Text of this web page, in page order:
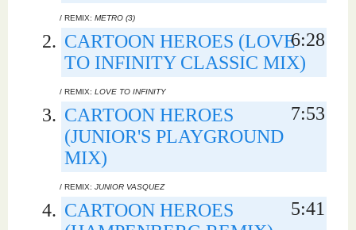
/ REMIX: METRO (3)
CARTOON HEROES (LOVE
TO INFINITY CLASSIC MIX)
6:28
/ REMIX: LOVE TO INFINITY
CARTOON HEROES
(JUNIOR'S PLAYGROUND
MIX)
7:53
/ REMIX: JUNIOR VASQUEZ
CARTOON HEROES
5:41